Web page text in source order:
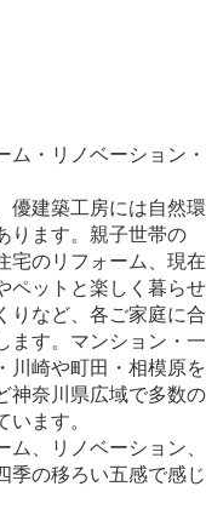
・リノベーション・
優建築工房には自然環
ります。親子世帯の
宅のリフォーム、現在
ペットと楽しく暮らせ
りなど、各ご家庭に合
ます。マンション・一
川崎や町田・相模原を
神奈川県広域で多数の
ます。
、リノベーション、
季の移ろい五感で感じ